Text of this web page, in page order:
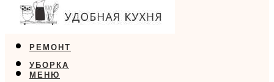
ЕДА
РЕМОНТ
УБОРКА
МЕНЮ